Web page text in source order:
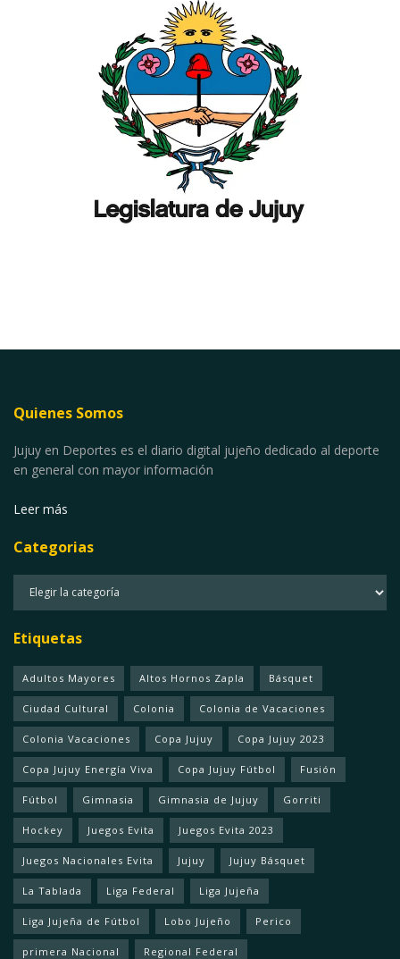
Quienes Somos
Jujuy en Deportes es el diario digital jujeño dedicado al deporte
en general con mayor información
Leer más
Categorias
Etiquetas
Adultos Mayores Altos Hornos Zapla Básquet
Ciudad Cultural Colonia Colonia de Vacaciones
Colonia Vacaciones Copa Jujuy Copa Jujuy 2023
Copa Jujuy Energía Viva Copa Jujuy Fútbol Fusión
Fútbol Gimnasia Gimnasia de Jujuy Gorriti
Hockey Juegos Evita Juegos Evita 2023
Juegos Nacionales Evita Jujuy Jujuy Básquet
La Tablada Liga Federal Liga Jujeña
Liga Jujeña de Fútbol Lobo Jujeño Perico
primera Nacional Regional Federal